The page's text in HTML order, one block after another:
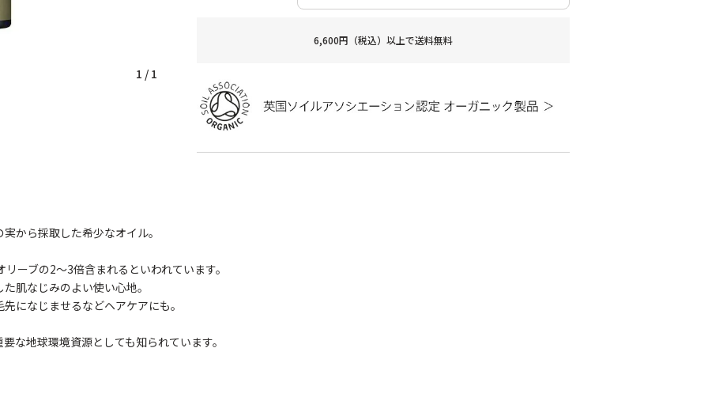
1 / 1
6,600円（税込）以上で送料無料
から採取した希少なオイル。
ーブの2～3倍含まれるといわれています。
肌なじみのよい使い心地。
になじませるなどヘアケアにも。
な地球環境資源としても知られています。